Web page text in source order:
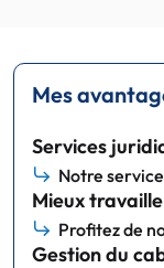
Mes
Services
Notre
Mieux
Profitez de
Gestion du